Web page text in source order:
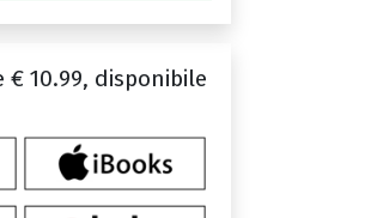
10.99, disponibile